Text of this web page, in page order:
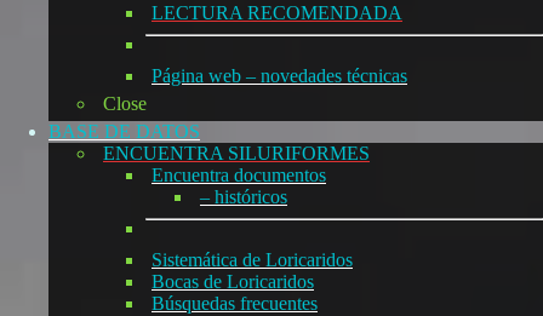
LECTURA RECOMENDADA
Página web – novedades técnicas
Close
BASE DE DATOS
ENCUENTRA SILURIFORMES
Encuentra documentos
– históricos
Sistemática de Loricaridos
Bocas de Loricaridos
Búsquedas frecuentes